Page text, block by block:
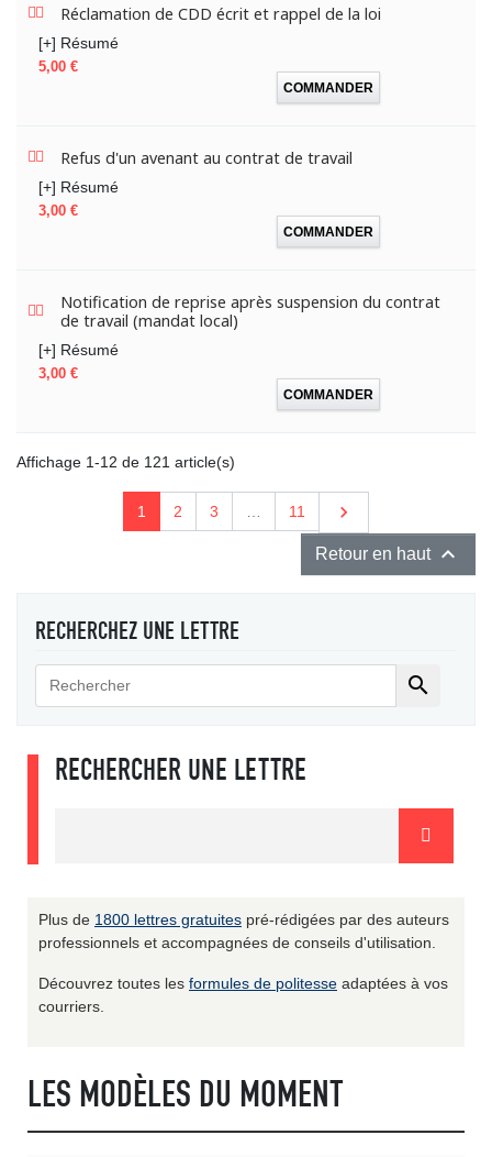
Réclamation de CDD écrit et rappel de la loi
[+] Résumé
Prix
5,00 €
COMMANDER
Refus d'un avenant au contrat de travail
[+] Résumé
Prix
3,00 €
COMMANDER
Notification de reprise après suspension du contrat
de travail (mandat local)
[+] Résumé
Prix
3,00 €
COMMANDER
Affichage 1-12 de 121 article(s)
1 2 3 11 Suivant

Retour en haut 
RECHERCHEZ UNE LETTRE

RECHERCHER UNE LETTRE
Plus de 1800 lettres gratuites pré-rédigées par des auteurs
professionnels et accompagnées de conseils d'utilisation.
Découvrez toutes les formules de politesse adaptées à vos
courriers.
LES MODÈLES DU MOMENT